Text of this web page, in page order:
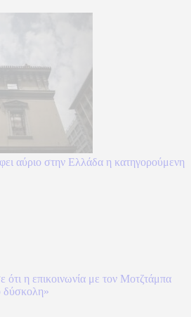
αύριο στην Ελλάδα η κατηγορούμενη
η επικοινωνία με τον Μοτζτάμπα
δύσκολη»